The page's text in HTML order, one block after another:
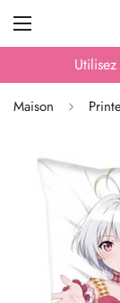
(-5€ dès
Maison